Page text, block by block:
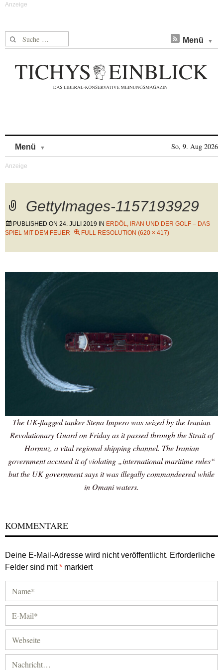
Suche nach: Menü
Menü So, 9. Aug 2026
GettyImages-1157193929
PUBLISHED ON 24. JULI 2019 IN ERDÖL, IRAN UND DER GOLF – DAS
SPIEL MIT DEM FEUER
FULL RESOLUTION (620 × 417)
The UK-flagged tanker Stena Impero was seized by the Iranian
Revolutionary Guard on Friday as it passed through the Strait of
Hormuz, a vital regional shipping channel. The Iranian
government accused it of violating „international maritime rules“
but the UK government says it was illegally commandeered while
in Omani waters.
KOMMENTARE
Deine E-Mail-Adresse wird nicht veröffentlicht. Erforderliche
Felder sind mit* markiert